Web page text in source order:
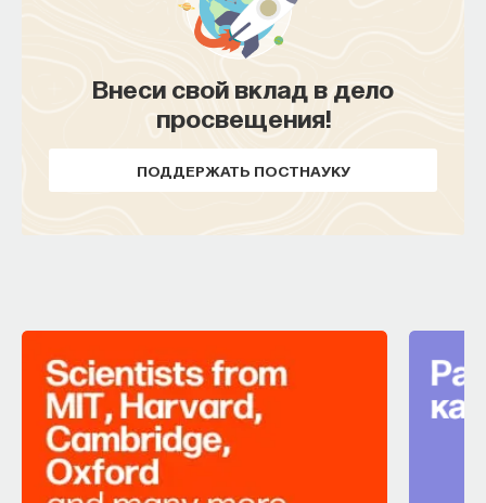
Внеси свой вклад в дело
просвещения!
ПОДДЕРЖАТЬ ПОСТНАУКУ